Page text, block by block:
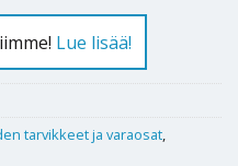
Lue lisää!
tarvikkeet ja varaosat,